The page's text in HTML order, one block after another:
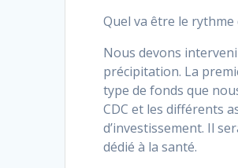
Quel va être le rythme
Nous devons
précipitation. La
type de fonds que
CDC et les différents
d’investissement. Il
dédié à la santé.